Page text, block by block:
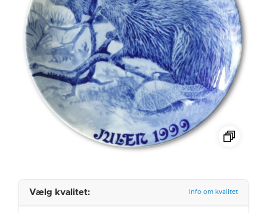
Vælg kvalitet: Info om kvalitet